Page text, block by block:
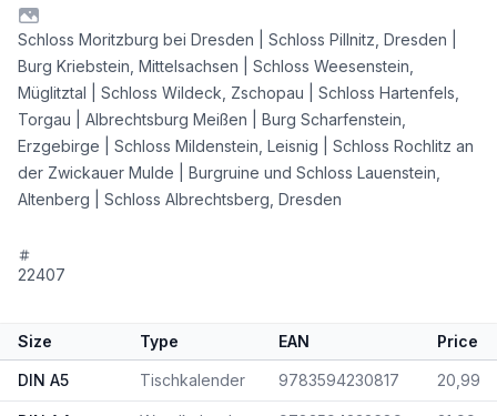
Schloss Moritzburg bei Dresden | Schloss Pillnitz, Dresden |
Burg Kriebstein, Mittelsachsen | Schloss Weesenstein,
Müglitztal | Schloss Wildeck, Zschopau | Schloss Hartenfels,
Torgau | Albrechtsburg Meißen | Burg Scharfenstein,
Erzgebirge | Schloss Mildenstein, Leisnig | Schloss Rochlitz an
der Zwickauer Mulde | Burgruine und Schloss Lauenstein,
Altenberg | Schloss Albrechtsberg, Dresden
22407
Size Type EAN Price
DIN A5 Tischkalender 9783594230817 20,99